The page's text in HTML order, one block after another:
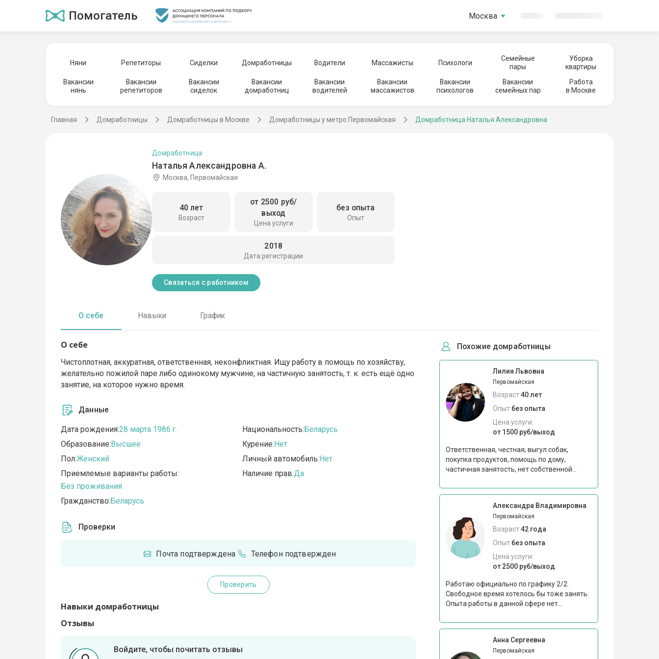
Помогатель Москва
Няни Репетиторы Сиделки Домработницы Водители Массажисты Психологи
Семейные
пары
Уборка
квартиры
Вакансии
нянь
Вакансии
репетиторов
Вакансии
сиделок
Вакансии
домработниц
Вакансии
водителей
Вакансии
массажистов
Вакансии
психологов
Вакансии
семейных пар
Работа
в Москве
Главная Домработницы Домработницы в Москве Домработницы у метро Первомайская Домработница Наталья Александровна
Наталья Александровна А.
Домработница
Москва, Первомайская
Возраст
40 лет
Цена услуги
от 2500 руб/
выход
Опыт
без опыта
Дата регистрации
2018
Связаться с работником
О себе Навыки График
О себе
Чистоплотная, аккуратная, ответственная, неконфликтная. Ищу работу в помощь по хозяйству,
желательно пожилой паре либо одинокому мужчине, на частичную занятость, т. к. есть ещё одно
занятие, на которое нужно время.
Данные
Дата рождения:28 марта 1986 г.
Образование:Высшее
Пол:Женский
Приемлемые варианты работы:
Без проживания
Гражданство:Беларусь
Национальность:Беларусь
Курение:Нет
Личный автомобиль:Нет
Наличие прав:Да
Проверки
Почта подтверждена Телефон подтвержден
Проверить
Навыки домработницы
Отзывы
Войдите, чтобы почитать отзывы
Похожие домработницы
Лилия Львовна
Первомайская
Возраст:40 лет
Опыт:без опыта
Цена услуги:
от 1500 руб/выход
Ответственная, честная, выгул собак,
покупка продуктов, помощь по дому,
частичная занятость, нет собственной...
Александра Владимировна
Первомайская
Возраст:42 года
Опыт:без опыта
Цена услуги:
от 2500 руб/выход
Работаю официально по графику 2/2.
Свободное время хотелось бы тоже занять.
Опыта работы в данной сфере нет...
Анна Сергеевна
Первомайская